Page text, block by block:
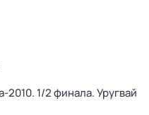
1/2 финала. Уругвай